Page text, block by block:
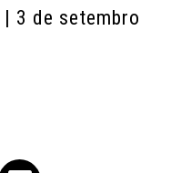
| 3 de setembro